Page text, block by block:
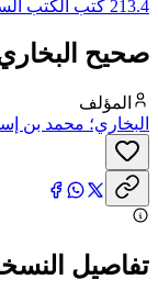
213.4 كتب الكتب الستة
صحيح
المؤلف
البخاري؛ محمد بن
تفاصيل